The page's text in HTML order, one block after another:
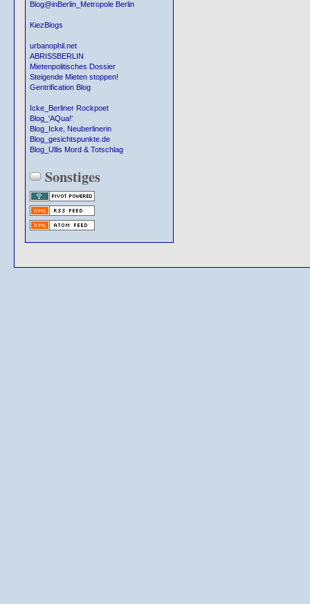
Blog@inBerlin_Metropole Berlin
KiezBlogs
urbanophil.net
ABRISSBERLIN
Mietenpolitisches Dossier
Steigende Mieten stoppen!
Gentrification Blog
Icke_Berliner Rockpoet
Blog_'AQua!'
Blog_Icke, Neuberlinerin
Blog_gesichtspunkte.de
Blog_Ullis Mord & Totschlag
Sonstiges